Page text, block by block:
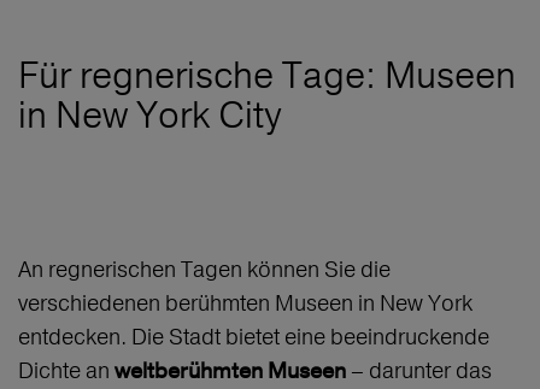
Für regnerische Tage: Museen
in New York City
An regnerischen Tagen können Sie die
verschiedenen berühmten Museen in New York
entdecken. Die Stadt bietet eine beeindruckende
Dichte an weltberühmten Museen – darunter das